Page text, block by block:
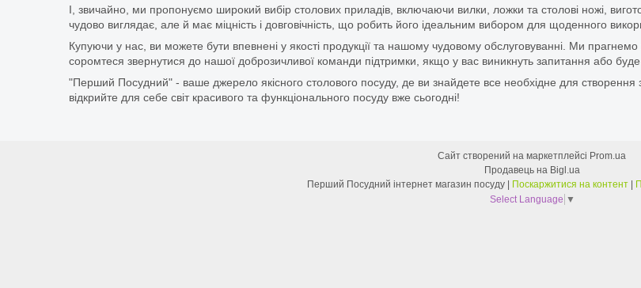
І, звичайно, ми пропонуємо широкий вибір столових приладів, включаючи вилки, ложки та столові ножі,
чудово виглядає, але й має міцність і довговічність, що робить його ідеальним вибором для щоденного
Купуючи у нас, ви можете бути впевнені у якості продукції та нашому чудовому обслуговуванні. Ми
соромтеся звернутися до нашої доброзичливої команди підтримки, якщо у вас виникнуть запитання або
"Перший Посудний" - ваше джерело якісного столового посуду, де ви знайдете все необхідне для створення
відкрийте для себе світ красивого та функціонального посуду вже сьогодні!
Сайт створений на маркетплейсі Prom.ua
Продавець на Bigl.ua
Поскаржитися на контент
Select Language ▼